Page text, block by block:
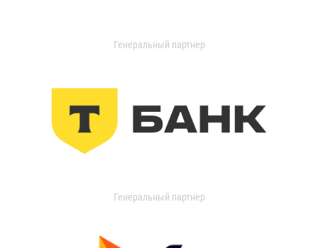
Генеральный партнер
Генеральный партнер